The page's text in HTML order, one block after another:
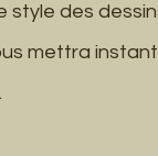
des
mettra